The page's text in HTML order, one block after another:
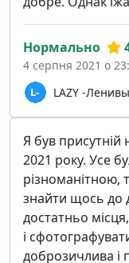
LAZY -
Нормально
4 серпня 2021 о
Я був присутній
2021 року. Усе
різноманітною,
знайти щось до
достатньо
і
доброзичлива і